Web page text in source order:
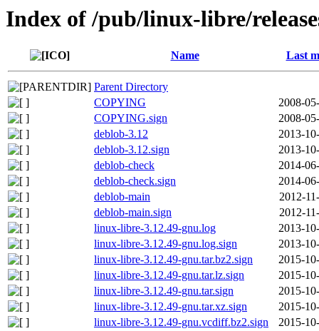
Index of /pub/linux-libre/
Name Last
Parent Directory
COPYING
2008-
COPYING.sign
2008-
deblob-3.12
2013-
deblob-3.12.sign
2013-
deblob-check
2014-
deblob-check.sign
2014-
deblob-main
2012-
deblob-main.sign
2012-
linux-libre-3.12.49-gnu.log
2013-
linux-libre-3.12.49-gnu.log.sign
2013-
linux-libre-3.12.49-gnu.tar.bz2.sign
2015-
linux-libre-3.12.49-gnu.tar.lz.sign
2015-
linux-libre-3.12.49-gnu.tar.sign
2015-
linux-libre-3.12.49-gnu.tar.xz.sign
2015-
linux-libre-3.12.49-gnu.vcdiff.bz2.sign
2015-